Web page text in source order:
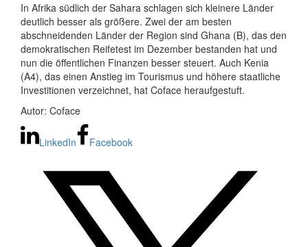
In Afrika südlich der Sahara schlagen sich kleinere Länder
deutlich besser als größere. Zwei der am besten
abschneidenden Länder der Region sind Ghana (B), das den
demokratischen Reifetest im Dezember bestanden hat und
nun die öffentlichen Finanzen besser steuert. Auch Kenia
(A4), das einen Anstieg im Tourismus und höhere staatliche
Investitionen verzeichnet, hat Coface heraufgestuft.
Autor: Coface
LinkedIn Facebook